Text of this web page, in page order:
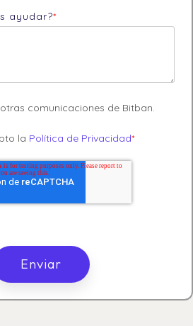
ayudar?*
comunicaciones de Bitban.
la Política de Privacidad*